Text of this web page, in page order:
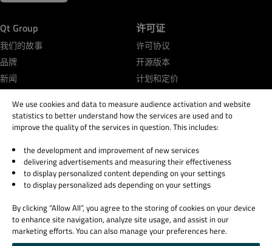
Qt Group
我们的故事
品牌
新闻
投资者
质量保证产品
许可证
许可协议
开源版本
计划和定价
学习Qt
针对学习者
针对学校和教师
Qt文档
Qt论坛
支持与服务
支持服务
合作伙伴
We use cookies and data to measure audience activation and website
statistics to better understand how the services are used and to
improve the quality of the services in question. This includes:
the development and improvement of new services
delivering advertisements and measuring their effectiveness
to display personalized content depending on your settings
to display personalized ads depending on your settings
By clicking “Allow All”, you agree to the storing of cookies on your device
to enhance site navigation, analyze site usage, and assist in our
marketing efforts. You can also manage your preferences here.